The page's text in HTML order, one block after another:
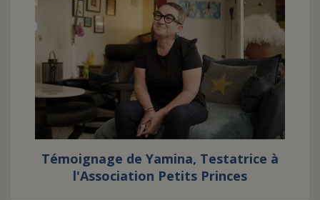
Témoignage de Yamina, Testatrice à
l'Association Petits Princes